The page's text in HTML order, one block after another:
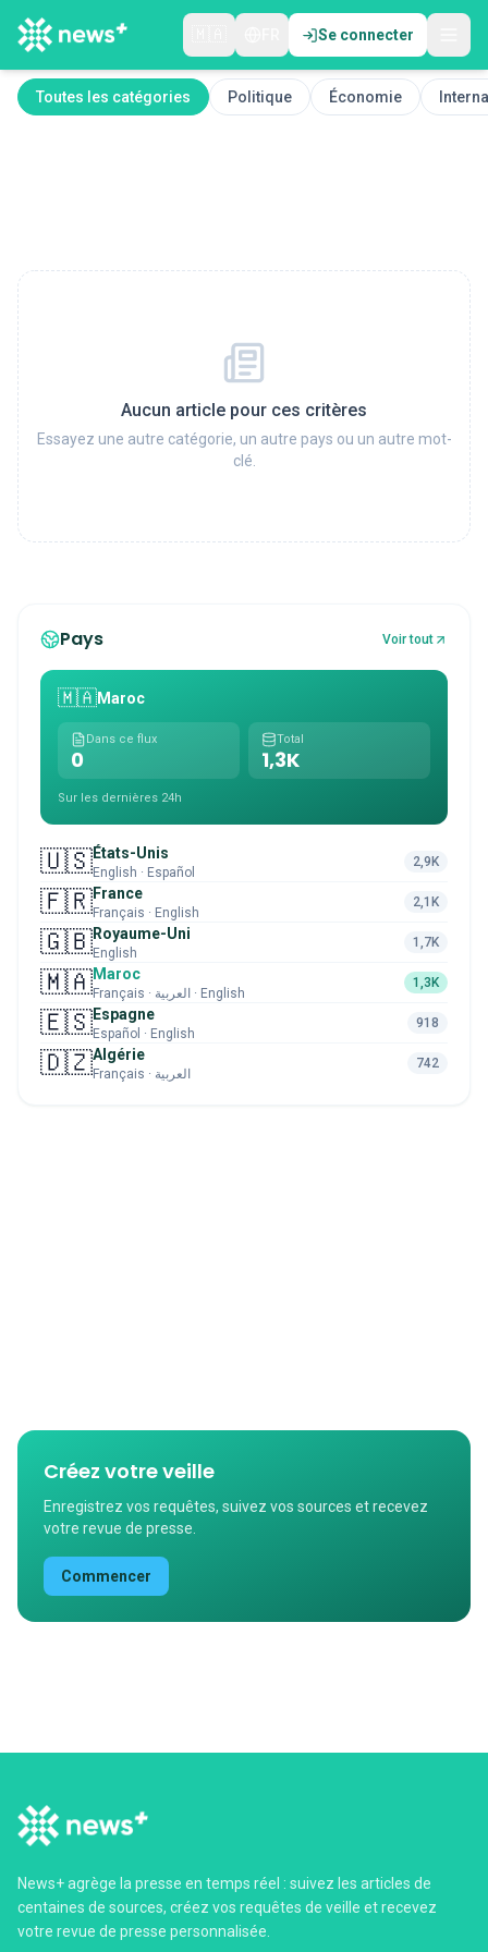
Se connecter
Toutes les catégories Politique Économie
Aucun article pour ces critères
Essayez une autre catégorie, un autre pays ou un autre mot-
clé.
Pays Voir tout
🇲🇦Maroc
Dans ce flux
0
Total
1,3K
Sur les dernières 24h
🇺🇸États-Unis
English · Español
2,9K
🇫🇷France
Français · English
2,1K
🇬🇧Royaume-Uni
English
1,7K
🇲🇦Maroc
Français · العربية · English
1,3K
🇪🇸Espagne
Español · English
918
🇩🇿Algérie
Français · العربية
742
Créez votre veille
Enregistrez vos requêtes, suivez vos sources et recevez
votre revue de presse.
Commencer
News+ agrège la presse en temps réel : suivez les articles de
centaines de sources, créez vos requêtes de veille et recevez
votre revue de presse personnalisée.